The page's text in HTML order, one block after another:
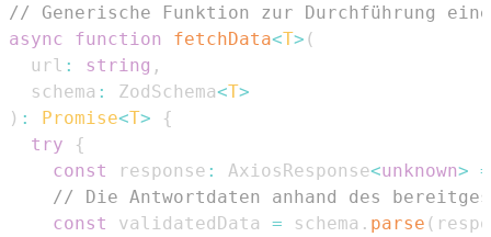
// Generische Funktion zur Durchführung
async
function fetchData<T> (
  url
: string ,
  schema
: ZodSchema<T>
) : Promise<T>
{
try
{
const
response : AxiosResponse<unknown> =
// Die Antwortdaten anhand des
const
validatedData = schema . parse (